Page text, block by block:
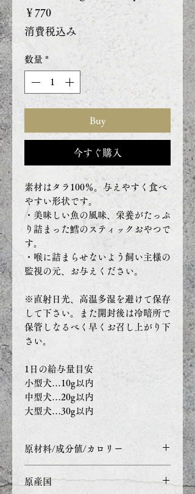
￥770価
格
消費税込み
数量 *
Buy
今すぐ購入
素材はタラ100％。与えやすく食べ
やすい形状です。
・美味しい魚の風味、栄養がたっぷ
り詰まった鱈のスティックおやつで
す。
・喉に詰まらせないよう飼い主様の
監視の元、お与えください。
※直射日光、高温多湿を避けて保存
して下さい。また開封後は冷暗所で
保管しなるべく早くお召し上がり下
さい。
1日の給与量目安
小型犬…10g以内
中型犬…20g以内
大型犬…30g以内
原材料/成分値/カロリー
たら
原産国